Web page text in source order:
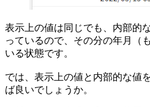
表示上の値は同じでも、内部的
っているので、その分の年月（
いる状態です。
では、表示上の値と内部的な値
ば良いでしょうか。